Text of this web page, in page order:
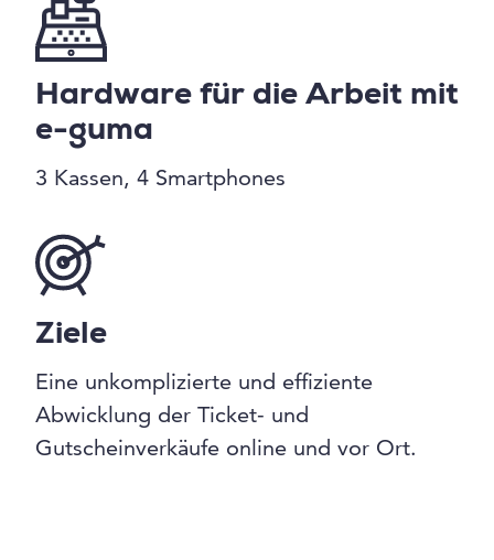
Hardware für die Arbeit mit
e-guma
3 Kassen, 4 Smartphones
Ziele
Eine unkomplizierte und effiziente
Abwicklung der Ticket- und
Gutscheinverkäufe online und vor Ort.